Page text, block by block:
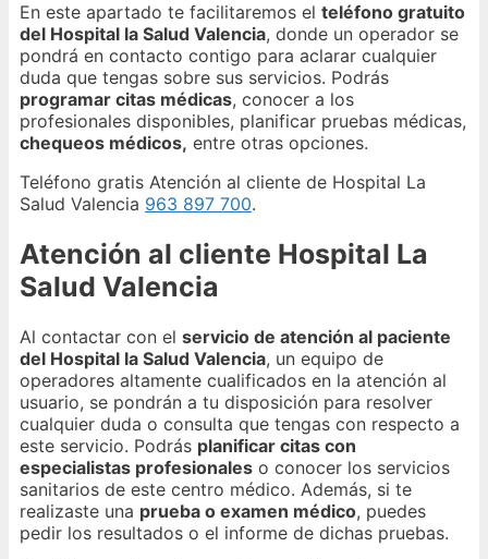
En este apartado te facilitaremos el teléfono gratuito
del Hospital la Salud Valencia, donde un operador se
pondrá en contacto contigo para aclarar cualquier
duda que tengas sobre sus servicios. Podrás
programar citas médicas, conocer a los
profesionales disponibles, planificar pruebas médicas,
chequeos médicos, entre otras opciones.
Teléfono gratis Atención al cliente de Hospital La
Salud Valencia 963 897 700.
Atención al cliente Hospital La
Salud Valencia
Al contactar con el servicio de atención al paciente
del Hospital la Salud Valencia, un equipo de
operadores altamente cualificados en la atención al
usuario, se pondrán a tu disposición para resolver
cualquier duda o consulta que tengas con respecto a
este servicio. Podrás planificar citas con
especialistas profesionales o conocer los servicios
sanitarios de este centro médico. Además, si te
realizaste una prueba o examen médico, puedes
pedir los resultados o el informe de dichas pruebas.